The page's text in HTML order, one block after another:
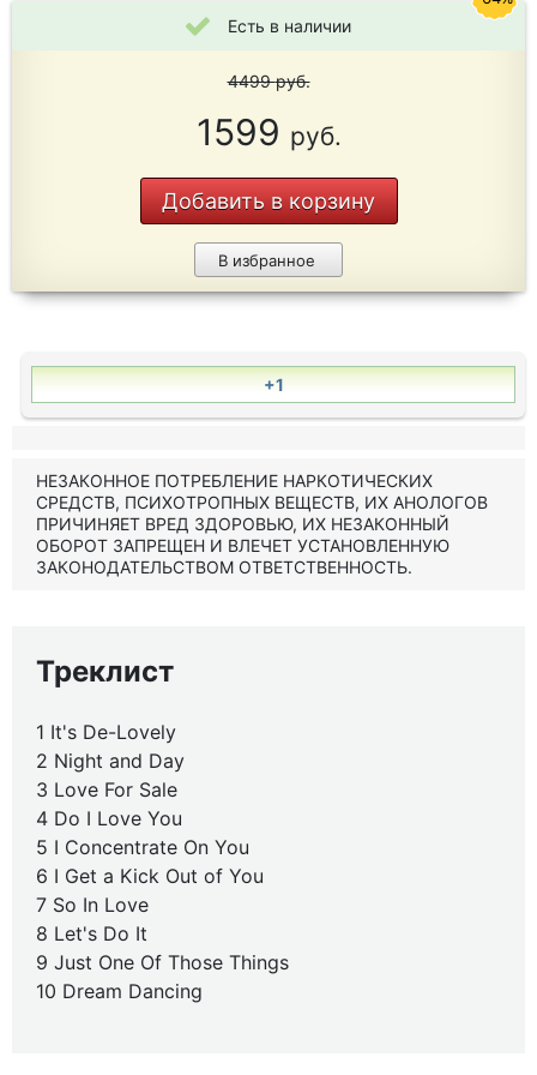
Есть в наличии
4499руб.
1599 руб.
Добавить в корзину
В избранное
+1
НЕЗАКОННОЕ ПОТРЕБЛЕНИЕ НАРКОТИЧЕСКИХ
СРЕДСТВ, ПСИХОТРОПНЫХ ВЕЩЕСТВ, ИХ АНОЛОГОВ
ПРИЧИНЯЕТ ВРЕД ЗДОРОВЬЮ, ИХ НЕЗАКОННЫЙ
ОБОРОТ ЗАПРЕЩЕН И ВЛЕЧЕТ УСТАНОВЛЕННУЮ
ЗАКОНОДАТЕЛЬСТВОМ ОТВЕТСТВЕННОСТЬ.
Треклист
1 It's De-Lovely
2 Night and Day
3 Love For Sale
4 Do I Love You
5 I Concentrate On You
6 I Get a Kick Out of You
7 So In Love
8 Let's Do It
9 Just One Of Those Things
10 Dream Dancing